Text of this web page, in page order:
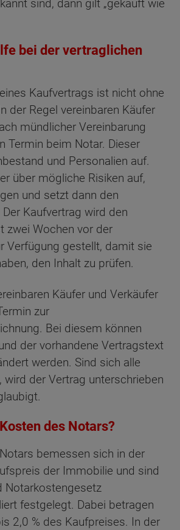
sind, dann gilt „gekauft wie
bei der vertraglichen
Kaufvertrags ist nicht ohne
der Regel vereinbaren Käufer
mündlicher Vereinbarung
Termin beim Notar. Dieser
und Personalien auf.
über mögliche Risiken auf,
und setzt dann den
Kaufvertrag wird den
zwei Wochen vor der
Verfügung gestellt, damit sie
den Inhalt zu prüfen.
Käufer und Verkäufer
zur
Bei diesem können
der vorhandene Vertragstext
werden. Sind sich alle
wird der Vertrag unterschrieben
des Notars?
bemessen sich in der
der Immobilie und sind
Notarkostengesetz
festgelegt. Dabei betragen
2,0 % des Kaufpreises. In der